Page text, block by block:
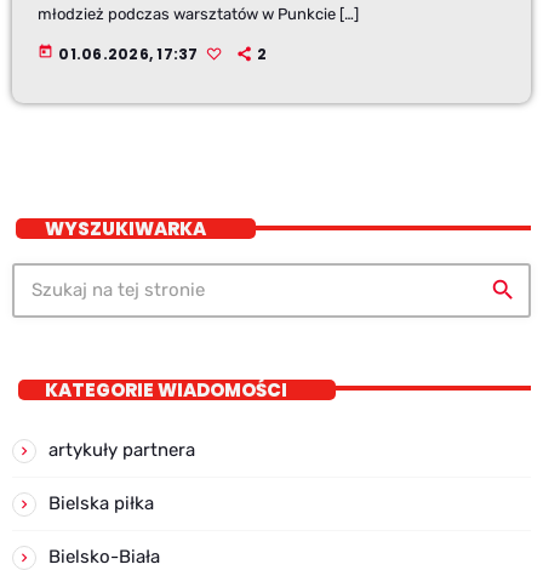
młodzież podczas warsztatów w Punkcie […]
today 01.06.2026, 17:37 2
WYSZUKIWARKA
search
KATEGORIE WIADOMOŚCI
artykuły partnera
Bielska piłka
Bielsko-Biała